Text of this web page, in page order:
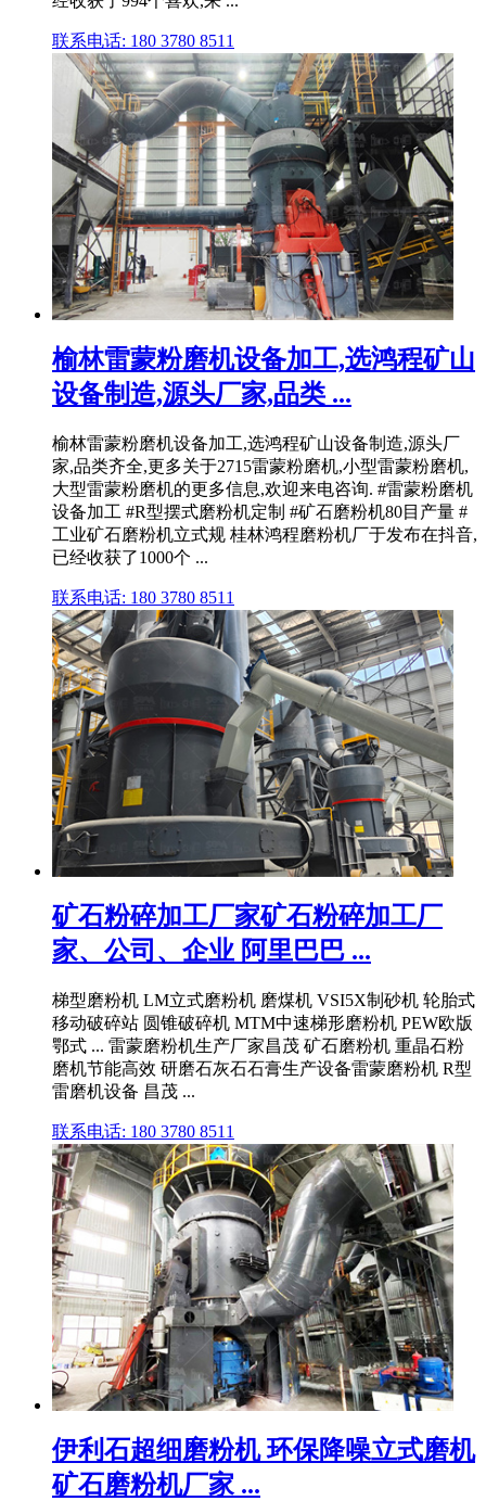
联系电话: 180 3780 8511
榆林雷蒙粉磨机设备加工,选鸿程矿山
设备制造,源头厂家,品类 ...
榆林雷蒙粉磨机设备加工,选鸿程矿山设备制造,源头厂
家,品类齐全,更多关于2715雷蒙粉磨机,小型雷蒙粉磨机,
大型雷蒙粉磨机的更多信息,欢迎来电咨询. #雷蒙粉磨机
设备加工 #R型摆式磨粉机定制 #矿石磨粉机80目产量 #
工业矿石磨粉机立式规 桂林鸿程磨粉机厂于发布在抖音,
已经收获了1000个 ...
联系电话: 180 3780 8511
矿石粉碎加工厂家矿石粉碎加工厂
家、公司、企业 阿里巴巴 ...
梯型磨粉机 LM立式磨粉机 磨煤机 VSI5X制砂机 轮胎式
移动破碎站 圆锥破碎机 MTM中速梯形磨粉机 PEW欧版
鄂式 ... 雷蒙磨粉机生产厂家昌茂 矿石磨粉机 重晶石粉
磨机节能高效 研磨石灰石石膏生产设备雷蒙磨粉机 R型
雷磨机设备 昌茂 ...
联系电话: 180 3780 8511
伊利石超细磨粉机 环保降噪立式磨机
矿石磨粉机厂家 ...